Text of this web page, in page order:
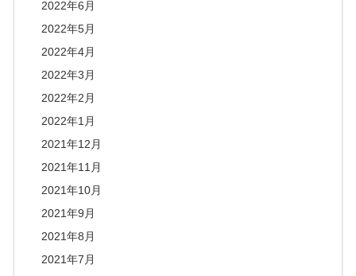
2022年6月
2022年5月
2022年4月
2022年3月
2022年2月
2022年1月
2021年12月
2021年11月
2021年10月
2021年9月
2021年8月
2021年7月